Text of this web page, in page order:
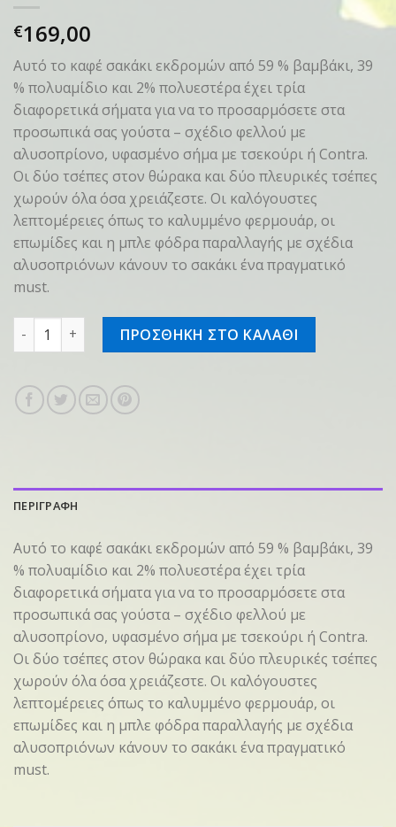
€169,00
Αυτό το καφέ σακάκι εκδρομών από 59 % βαμβάκι, 39
% πολυαμίδιο και 2% πολυεστέρα έχει τρία
διαφορετικά σήματα για να το προσαρμόσετε στα
προσωπικά σας γούστα – σχέδιο φελλού με
αλυσοπρίονο, υφασμένο σήμα με τσεκούρι ή Contra.
Οι δύο τσέπες στον θώρακα και δύο πλευρικές τσέπες
χωρούν όλα όσα χρειάζεστε. Οι καλόγουστες
λεπτομέρειες όπως το καλυμμένο φερμουάρ, οι
επωμίδες και η μπλε φόδρα παραλλαγής με σχέδια
αλυσοπριόνων κάνουν το σακάκι ένα πραγματικό
must.
Field jacket BADGE Καφέ, S ποσότητα
ΠΡΟΣΘΗΚΗ ΣΤΟ ΚΑΛΑΘΙ
ΠΕΡΙΓΡΑΦΗ
Αυτό το καφέ σακάκι εκδρομών από 59 % βαμβάκι, 39
% πολυαμίδιο και 2% πολυεστέρα έχει τρία
διαφορετικά σήματα για να το προσαρμόσετε στα
προσωπικά σας γούστα – σχέδιο φελλού με
αλυσοπρίονο, υφασμένο σήμα με τσεκούρι ή Contra.
Οι δύο τσέπες στον θώρακα και δύο πλευρικές τσέπες
χωρούν όλα όσα χρειάζεστε. Οι καλόγουστες
λεπτομέρειες όπως το καλυμμένο φερμουάρ, οι
επωμίδες και η μπλε φόδρα παραλλαγής με σχέδια
αλυσοπριόνων κάνουν το σακάκι ένα πραγματικό
must.